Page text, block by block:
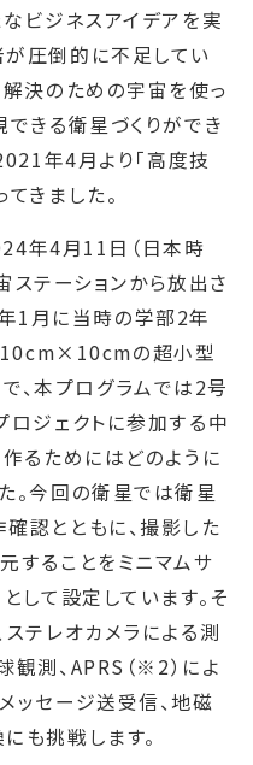
ビジネスアイデアを実
圧倒的に不足してい
解決のための宇宙を使っ
きる衛星づくりができ
年4月より「高度技
きました。
年4月11日（日本時
ステーションから放出さ
1月に当時の学部2年
の超小型
、本プログラムでは2号
ロジェクトに参加する中
るためにはどのように
。今回の衛星では衛星
認とともに、撮影した
することをミニマムサ
して設定しています。そ
テレオカメラによる測
測、APRS（※2）によ
ッセージ送受信、地磁
も挑戦します。